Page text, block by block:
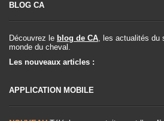
BLOG CA
Découvrez le blog de CA, les actualités du
monde du cheval.
Les nouveaux articles :
APPLICATION MOBILE